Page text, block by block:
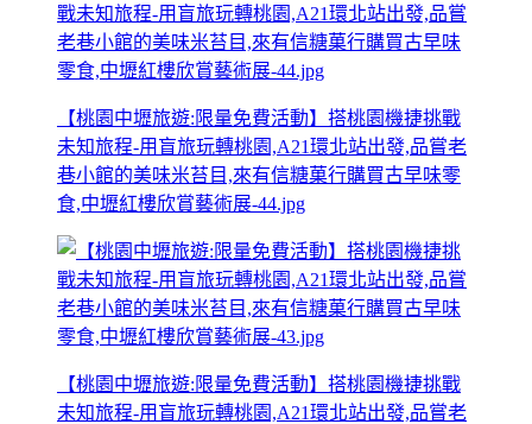
【桃園中壢旅遊:限量免費活動】搭桃園機捷挑戰
未知旅程-用盲旅玩轉桃園,A21環北站出發,品嘗老
巷小館的美味米苔目,來有信糖菓行購買古早味零
食,中壢紅樓欣賞藝術展-44.jpg
【桃園中壢旅遊:限量免費活動】搭桃園機捷挑戰
未知旅程-用盲旅玩轉桃園,A21環北站出發,品嘗老